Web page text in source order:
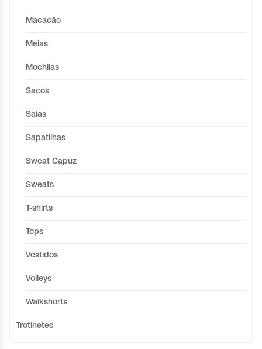
Macacão
Meias
Mochilas
Sacos
Saias
Sapatilhas
Sweat Capuz
Sweats
T-shirts
Tops
Vestidos
Volleys
Walkshorts
Trotinetes